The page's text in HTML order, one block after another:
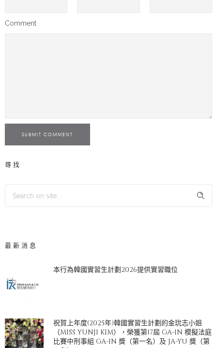
Comment
SUBMIT COMMENT
尋找
最新消息
本行為韓國實習生計劃2026提供實習職位
祝賀上年度(2025年)韓國實習生計劃的金玧志小姐
（MISS YUNJI KIM），榮獲第17屆 GA-IN 模擬法庭
比賽中刑事組 GA-IN 獎（第一名）及 JA-YU 獎（第